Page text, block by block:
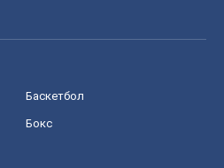
Баскетбол
Бокс